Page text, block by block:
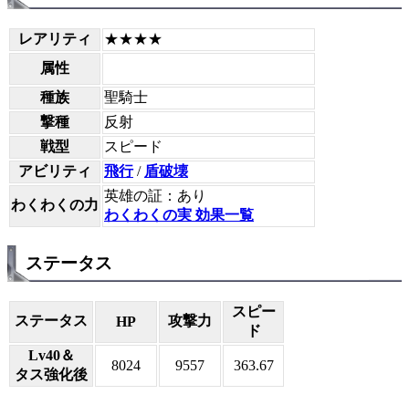
レアリティ
★★★★
属性
種族
聖騎士
撃種
反射
戦型
スピード
アビリティ
飛行/ 盾破壊
わくわくの力
英雄の証：あり
わくわくの実 効果一覧
ステータス
ステータス HP 攻撃力
スピー
ド
Lv40＆
タス強化後
8024 9557 363.67